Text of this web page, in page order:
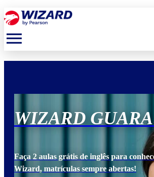
menu
WIZARD
Faça 2 aulas grátis de inglês para
Wizard, matrículas sempre abertas!